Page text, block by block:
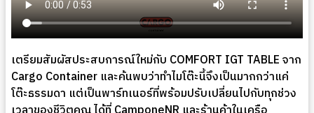
เตรียมสัมผัสประสบการณ์ใหม่กับ COMFORT IGT TABLE จาก
Cargo Container และค้นพบว่าทำไมโต๊ะนี้จึงเป็นมากกว่าแค่
โต๊ะธรรมดา แต่เป็นพาร์ทเนอร์ที่พร้อมปรับเปลี่ยนไปกับทุกช่วง